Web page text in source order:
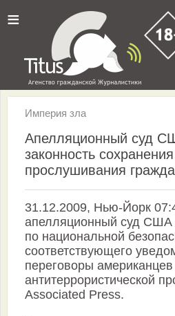
≡
Империя зла
Апелляционный суд
законность
прослушивания
31.12.2009, Нью-Йорк
апелляционный суд США
по национальной
соответствующего
переговоры
антитеррористической
Associated Press.